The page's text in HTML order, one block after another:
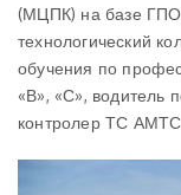
(МЦПК) на базе
технологический
обучения по
«В», «С», водитель
контролер ТС